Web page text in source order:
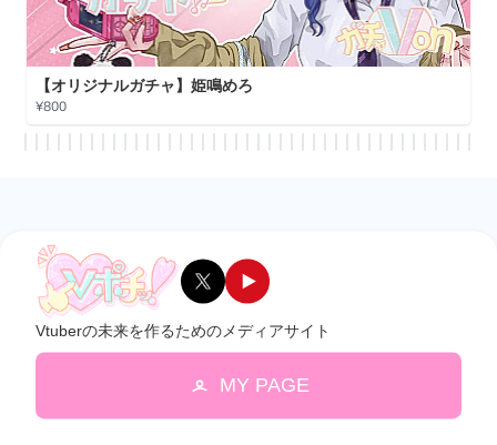
【コラボガチャ】輝月兎愛
¥800
Vtuberの未来を作るためのメディアサイト
MY PAGE